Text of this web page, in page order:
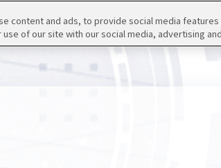
content and ads, to provide social media
of our site with our social media, advertising